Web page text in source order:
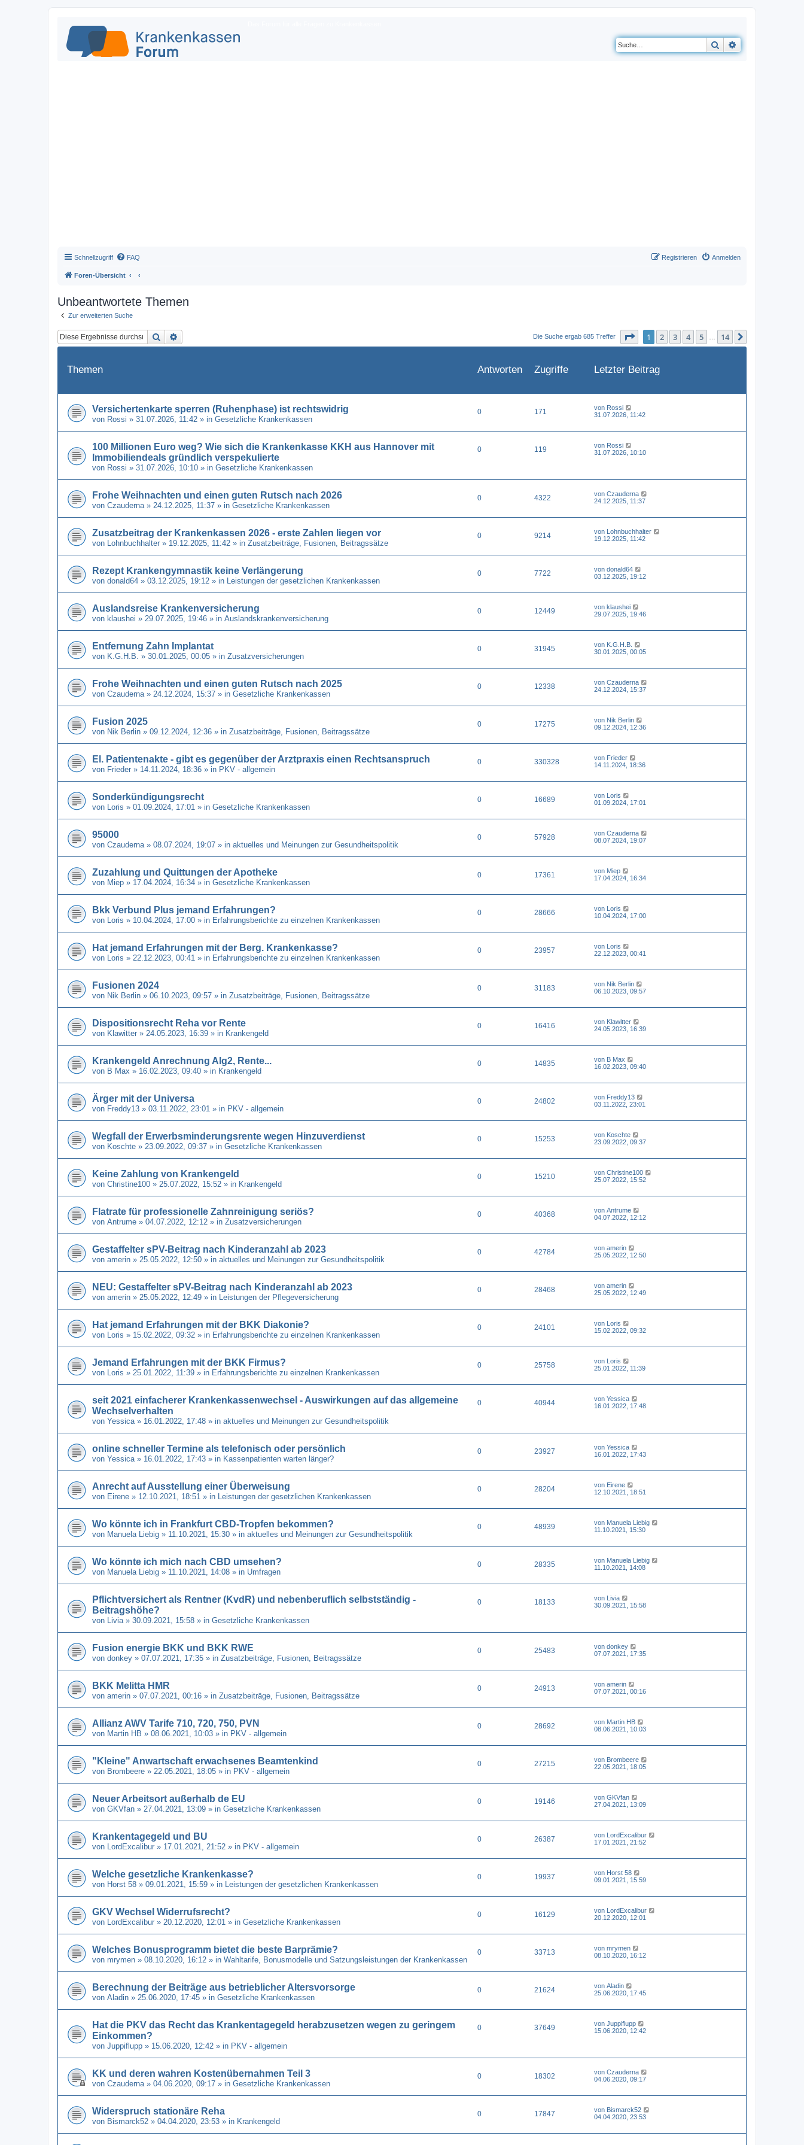
Suche
Schnellzugriff FAQ Anmelden
Registrieren
Foren-Übersicht
Unbeantwortete Themen
Zur erweiterten Suche
Suche Die Suche ergab 685 Treffer Seite von14
1 2 3 4 5 14
Themen Antworten Zugriffe Letzter Beitrag
Versichertenkarte sperren (Ruhenphase) ist rechtswidrig
von Rossi » 31.07.2026, 11:42 » in Gesetzliche Krankenkassen
0 171 von Rossi
31.07.2026, 11:42
100 Millionen Euro weg? Wie sich die Krankenkasse KKH aus Hannover mit
Immobiliendeals gründlich verspekulierte
von Rossi » 31.07.2026, 10:10 » in Gesetzliche Krankenkassen
0 119 von Rossi
31.07.2026, 10:10
Frohe Weihnachten und einen guten Rutsch nach 2026
von Czauderna » 24.12.2025, 11:37 » in Gesetzliche Krankenkassen
0 4322 von Czauderna
24.12.2025, 11:37
Zusatzbeitrag der Krankenkassen 2026 - erste Zahlen liegen vor
von Lohnbuchhalter » 19.12.2025, 11:42 » in Zusatzbeiträge, Fusionen, Beitragssätze
0 9214 von Lohnbuchhalter
19.12.2025, 11:42
Rezept Krankengymnastik keine Verlängerung
von donald64 » 03.12.2025, 19:12 » in Leistungen der gesetzlichen Krankenkassen
0 7722 von donald64
03.12.2025, 19:12
Auslandsreise Krankenversicherung
von klaushei » 29.07.2025, 19:46 » in Auslandskrankenversicherung
0 12449 von klaushei
29.07.2025, 19:46
Entfernung Zahn Implantat
von K.G.H.B. » 30.01.2025, 00:05 » in Zusatzversicherungen
0 31945 von K.G.H.B.
30.01.2025, 00:05
Frohe Weihnachten und einen guten Rutsch nach 2025
von Czauderna » 24.12.2024, 15:37 » in Gesetzliche Krankenkassen
0 12338 von Czauderna
24.12.2024, 15:37
Fusion 2025
von Nik Berlin » 09.12.2024, 12:36 » in Zusatzbeiträge, Fusionen, Beitragssätze
0 17275 von Nik Berlin
09.12.2024, 12:36
El. Patientenakte - gibt es gegenüber der Arztpraxis einen Rechtsanspruch
von Frieder » 14.11.2024, 18:36 » in PKV - allgemein
0 330328 von Frieder
14.11.2024, 18:36
Sonderkündigungsrecht
von Loris » 01.09.2024, 17:01 » in Gesetzliche Krankenkassen
0 16689 von Loris
01.09.2024, 17:01
95000
von Czauderna » 08.07.2024, 19:07 » in aktuelles und Meinungen zur Gesundheitspolitik
0 57928 von Czauderna
08.07.2024, 19:07
Zuzahlung und Quittungen der Apotheke
von Miep » 17.04.2024, 16:34 » in Gesetzliche Krankenkassen
0 17361 von Miep
17.04.2024, 16:34
Bkk Verbund Plus jemand Erfahrungen?
von Loris » 10.04.2024, 17:00 » in Erfahrungsberichte zu einzelnen Krankenkassen
0 28666 von Loris
10.04.2024, 17:00
Hat jemand Erfahrungen mit der Berg. Krankenkasse?
von Loris » 22.12.2023, 00:41 » in Erfahrungsberichte zu einzelnen Krankenkassen
0 23957 von Loris
22.12.2023, 00:41
Fusionen 2024
von Nik Berlin » 06.10.2023, 09:57 » in Zusatzbeiträge, Fusionen, Beitragssätze
0 31183 von Nik Berlin
06.10.2023, 09:57
Dispositionsrecht Reha vor Rente
von Klawitter » 24.05.2023, 16:39 » in Krankengeld
0 16416 von Klawitter
24.05.2023, 16:39
Krankengeld Anrechnung Alg2, Rente...
von B Max » 16.02.2023, 09:40 » in Krankengeld
0 14835 von B Max
16.02.2023, 09:40
Ärger mit der Universa
von Freddy13 » 03.11.2022, 23:01 » in PKV - allgemein
0 24802 von Freddy13
03.11.2022, 23:01
Wegfall der Erwerbsminderungsrente wegen Hinzuverdienst
von Koschte » 23.09.2022, 09:37 » in Gesetzliche Krankenkassen
0 15253 von Koschte
23.09.2022, 09:37
Keine Zahlung von Krankengeld
von Christine100 » 25.07.2022, 15:52 » in Krankengeld
0 15210 von Christine100
25.07.2022, 15:52
Flatrate für professionelle Zahnreinigung seriös?
von Antrume » 04.07.2022, 12:12 » in Zusatzversicherungen
0 40368 von Antrume
04.07.2022, 12:12
Gestaffelter sPV-Beitrag nach Kinderanzahl ab 2023
von amerin » 25.05.2022, 12:50 » in aktuelles und Meinungen zur Gesundheitspolitik
0 42784 von amerin
25.05.2022, 12:50
NEU: Gestaffelter sPV-Beitrag nach Kinderanzahl ab 2023
von amerin » 25.05.2022, 12:49 » in Leistungen der Pflegeversicherung
0 28468 von amerin
25.05.2022, 12:49
Hat jemand Erfahrungen mit der BKK Diakonie?
von Loris » 15.02.2022, 09:32 » in Erfahrungsberichte zu einzelnen Krankenkassen
0 24101 von Loris
15.02.2022, 09:32
Jemand Erfahrungen mit der BKK Firmus?
von Loris » 25.01.2022, 11:39 » in Erfahrungsberichte zu einzelnen Krankenkassen
0 25758 von Loris
25.01.2022, 11:39
seit 2021 einfacherer Krankenkassenwechsel - Auswirkungen auf das allgemeine
Wechselverhalten
von Yessica » 16.01.2022, 17:48 » in aktuelles und Meinungen zur Gesundheitspolitik
0 40944 von Yessica
16.01.2022, 17:48
online schneller Termine als telefonisch oder persönlich
von Yessica » 16.01.2022, 17:43 » in Kassenpatienten warten länger?
0 23927 von Yessica
16.01.2022, 17:43
Anrecht auf Ausstellung einer Überweisung
von Eirene » 12.10.2021, 18:51 » in Leistungen der gesetzlichen Krankenkassen
0 28204 von Eirene
12.10.2021, 18:51
Wo könnte ich in Frankfurt CBD-Tropfen bekommen?
von Manuela Liebig » 11.10.2021, 15:30 » in aktuelles und Meinungen zur Gesundheitspolitik
0 48939 von Manuela Liebig
11.10.2021, 15:30
Wo könnte ich mich nach CBD umsehen?
von Manuela Liebig » 11.10.2021, 14:08 » in Umfragen
0 28335 von Manuela Liebig
11.10.2021, 14:08
Pflichtversichert als Rentner (KvdR) und nebenberuflich selbstständig -
Beitragshöhe?
von Livia » 30.09.2021, 15:58 » in Gesetzliche Krankenkassen
0 18133 von Livia
30.09.2021, 15:58
Fusion energie BKK und BKK RWE
von donkey » 07.07.2021, 17:35 » in Zusatzbeiträge, Fusionen, Beitragssätze
0 25483 von donkey
07.07.2021, 17:35
BKK Melitta HMR
von amerin » 07.07.2021, 00:16 » in Zusatzbeiträge, Fusionen, Beitragssätze
0 24913 von amerin
07.07.2021, 00:16
Allianz AWV Tarife 710, 720, 750, PVN
von Martin HB » 08.06.2021, 10:03 » in PKV - allgemein
0 28692 von Martin HB
08.06.2021, 10:03
"Kleine" Anwartschaft erwachsenes Beamtenkind
von Brombeere » 22.05.2021, 18:05 » in PKV - allgemein
0 27215 von Brombeere
22.05.2021, 18:05
Neuer Arbeitsort außerhalb de EU
von GKVfan » 27.04.2021, 13:09 » in Gesetzliche Krankenkassen
0 19146 von GKVfan
27.04.2021, 13:09
Krankentagegeld und BU
von LordExcalibur » 17.01.2021, 21:52 » in PKV - allgemein
0 26387 von LordExcalibur
17.01.2021, 21:52
Welche gesetzliche Krankenkasse?
von Horst 58 » 09.01.2021, 15:59 » in Leistungen der gesetzlichen Krankenkassen
0 19937 von Horst 58
09.01.2021, 15:59
GKV Wechsel Widerrufsrecht?
von LordExcalibur » 20.12.2020, 12:01 » in Gesetzliche Krankenkassen
0 16129 von LordExcalibur
20.12.2020, 12:01
Welches Bonusprogramm bietet die beste Barprämie?
von mrymen » 08.10.2020, 16:12 » in Wahltarife, Bonusmodelle und Satzungsleistungen der Krankenkassen
0 33713 von mrymen
08.10.2020, 16:12
Berechnung der Beiträge aus betrieblicher Altersvorsorge
von Aladin » 25.06.2020, 17:45 » in Gesetzliche Krankenkassen
0 21624 von Aladin
25.06.2020, 17:45
Hat die PKV das Recht das Krankentagegeld herabzusetzen wegen zu geringem
Einkommen?
von Juppiflupp » 15.06.2020, 12:42 » in PKV - allgemein
0 37649 von Juppiflupp
15.06.2020, 12:42
KK und deren wahren Kostenübernahmen Teil 3
von Czauderna » 04.06.2020, 09:17 » in Gesetzliche Krankenkassen
0 18302 von Czauderna
04.06.2020, 09:17
Widerspruch stationäre Reha
von Bismarck52 » 04.04.2020, 23:53 » in Krankengeld
0 17847 von Bismarck52
04.04.2020, 23:53